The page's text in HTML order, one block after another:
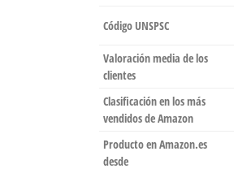
Código UNSPSC
Valoración media de los
clientes
Clasificación en los más
vendidos de Amazon
Producto en Amazon.es
desde